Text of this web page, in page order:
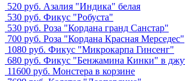
520 руб. Азалия "Индика" белая
530 руб. Фикус "Робуста"
530 руб. Роза "Кордана гранд Санстар"
700 руб. Роза "Кордана Красная Мерседес"
1080 руб. Фикус "Микрокарпа Гинсенг"
680 руб. Фикус "Бенжамина Кинки" в
11600 руб. Монстера в корзине